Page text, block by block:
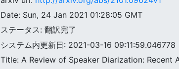
Date: Sun, 24 Jan 2021 01:28:05 GMT
ステータス: 翻訳完了
システム内更新日: 2021-03-16 09:11:59.046778
Title: A Review of Speaker Diarization: Recent